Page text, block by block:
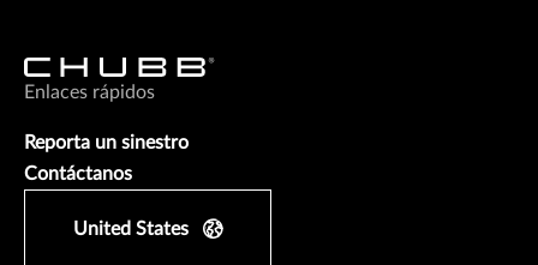
Enlaces rápidos
Reporta un sinestro
Contáctanos
United States